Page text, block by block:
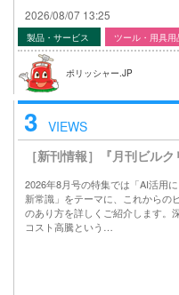
2026/08/07 13:25
製品・サービス ツール・用具用
ポリッシャー.JP
3 VIEWS
［新刊情報］『月刊ビル
2026年8月号の特集では「AI活用
新常識」をテーマに、これからの
のあり方を詳しくご紹介します。
コスト高騰という…